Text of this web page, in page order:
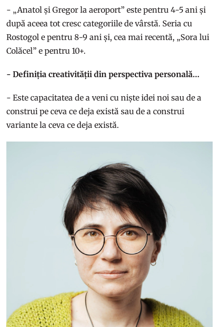
- „Anatol și Gregor la aeroport” este pentru 4-5 ani și
după aceea tot cresc categoriile de vârstă. Seria cu
Rostogol e pentru 8-9 ani și, cea mai recentă, „Sora lui
Colăcel” e pentru 10+.
- Definiția creativității din perspectiva personală…
- Este capacitatea de a veni cu niște idei noi sau de a
construi pe ceva ce deja există sau de a construi
variante la ceva ce deja există.